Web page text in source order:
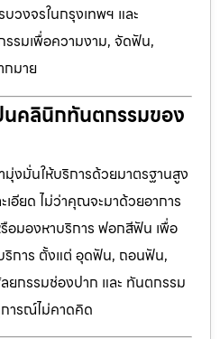
วงจรในกรุงเทพฯ และ
รมเพื่อความงาม, จัดฟัน,
กมาย
นคลินิกทันตกรรมของ
มุ่งมั่นให้บริการด้วยมาตรฐานสูง
เอียด ไม่ว่าคุณจะมาด้วยอาการ
มองหาบริการ ฟอกสีฟัน เพื่อ
ริการ ตั้งแต่ อุดฟัน, ถอนฟัน,
กรรมช่องปาก และ ทันตกรรม
ารณ์ไม่คาดคิด